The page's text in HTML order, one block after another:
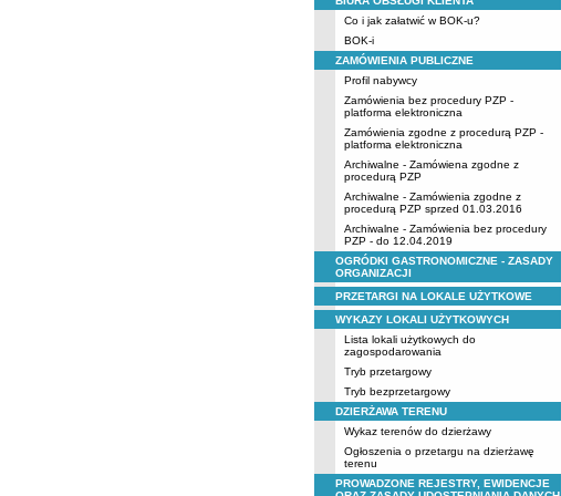
Co i jak załatwić w BOK-u?
BOK-i
ZAMÓWIENIA PUBLICZNE
Profil nabywcy
Zamówienia bez procedury PZP -
platforma elektroniczna
Zamówienia zgodne z procedurą PZP -
platforma elektroniczna
Archiwalne - Zamówiena zgodne z
procedurą PZP
Archiwalne - Zamówienia zgodne z
procedurą PZP sprzed 01.03.2016
Archiwalne - Zamówienia bez procedury
PZP - do 12.04.2019
OGRÓDKI GASTRONOMICZNE - ZASADY
ORGANIZACJI
PRZETARGI NA LOKALE UŻYTKOWE
WYKAZY LOKALI UŻYTKOWYCH
Lista lokali użytkowych do
zagospodarowania
Tryb przetargowy
Tryb bezprzetargowy
DZIERŻAWA TERENU
Wykaz terenów do dzierżawy
Ogłoszenia o przetargu na dzierżawę
terenu
PROWADZONE REJESTRY, EWIDENCJE